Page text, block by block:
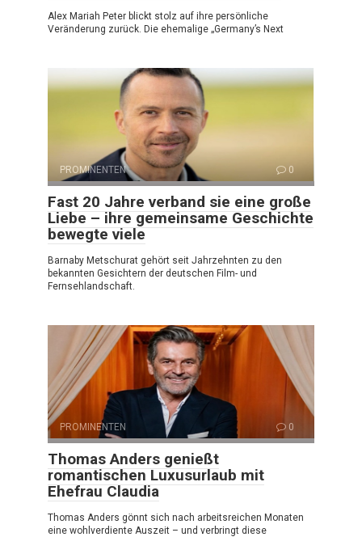
Alex Mariah Peter blickt stolz auf ihre persönliche
Veränderung zurück. Die ehemalige „Germany’s Next
PROMINENTEN 0
Fast 20 Jahre verband sie eine große
Liebe – ihre gemeinsame Geschichte
bewegte viele
Barnaby Metschurat gehört seit Jahrzehnten zu den
bekannten Gesichtern der deutschen Film- und
Fernsehlandschaft.
PROMINENTEN 0
Thomas Anders genießt
romantischen Luxusurlaub mit
Ehefrau Claudia
Thomas Anders gönnt sich nach arbeitsreichen Monaten
eine wohlverdiente Auszeit – und verbringt diese